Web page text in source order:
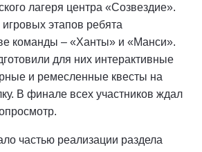
лагеря центра «Созвездие».
этапов ребята
команды – «Ханты» и «Манси».
для них интерактивные
и ремесленные квесты на
В финале всех участников ждал
частью реализации раздела